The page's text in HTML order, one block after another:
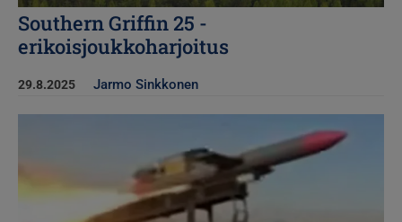
Southern Griffin 25 -
erikoisjoukkoharjoitus
29.8.2025 Jarmo Sinkkonen